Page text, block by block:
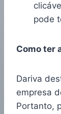
pode
Como ter
Dariva
empresa
Portanto,